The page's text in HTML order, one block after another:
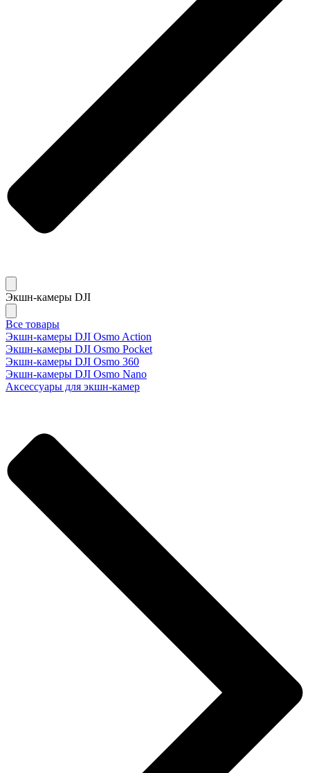
Экшн-камеры DJI
Все товары
Экшн-камеры DJI Osmo Action
Экшн-камеры DJI Osmo Pocket
Экшн-камеры DJI Osmo 360
Экшн-камеры DJI Osmo Nano
Аксессуары для экшн-камер